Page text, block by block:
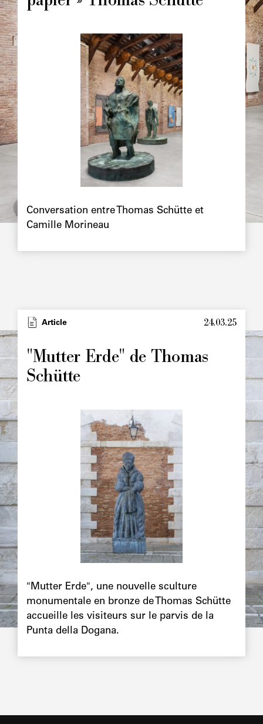
Conversation entre Thomas Schütte et
Camille Morineau
TypeArticle 24.03.25
"Mutter Erde" de Thomas
Schütte
Image
principale
"Mutter Erde", une nouvelle sculture
monumentale en bronze de Thomas Schütte
accueille les visiteurs sur le parvis de la
Punta della Dogana.